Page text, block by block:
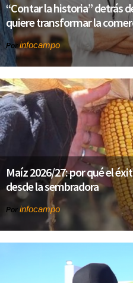
“Contar la historia” detrás
quiere transformar la
Porinfocampo
Maíz 2026/27: por qué el
desde la sembradora
Por infocampo